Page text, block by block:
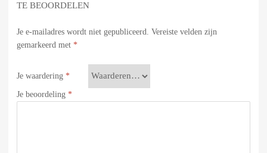
TE BEOORDELEN
Je e-mailadres wordt niet gepubliceerd.
Vereiste velden zijn
gemarkeerd met *
Je waardering *
Je beoordeling *